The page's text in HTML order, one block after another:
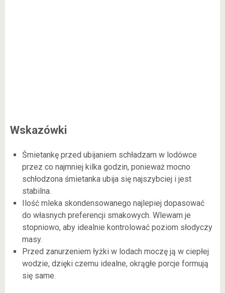
Wskazówki
Śmietankę przed ubijaniem schładzam w lodówce
przez co najmniej kilka godzin, ponieważ mocno
schłodzona śmietanka ubija się najszybciej i jest
stabilna.
Ilość mleka skondensowanego najlepiej dopasować
do własnych preferencji smakowych. Wlewam je
stopniowo, aby idealnie kontrolować poziom słodyczy
masy.
Przed zanurzeniem łyżki w lodach moczę ją w ciepłej
wodzie, dzięki czemu idealne, okrągłe porcje formują
się same.